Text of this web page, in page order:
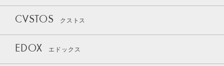
CVSTOS クストス
EDOX エドックス